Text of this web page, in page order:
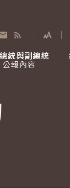
展開
總統與副總統
公報內容